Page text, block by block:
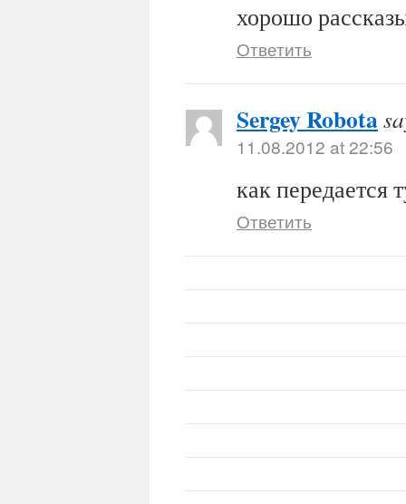
хорошо
Ответить
Sergey Robota
11.08.2012 at 22:56
как передается
Ответить